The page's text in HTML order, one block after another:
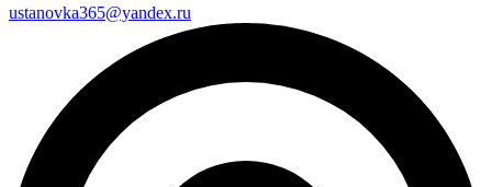
ustanovka365@yandex.ru